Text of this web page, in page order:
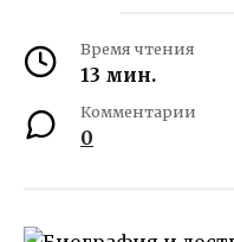
Время чтения
13 мин.
Комментарии
0